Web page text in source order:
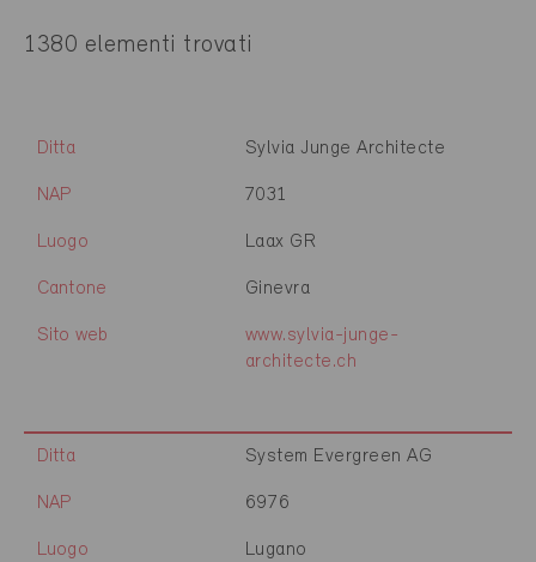
1380 elementi trovati
Ditta Sylvia Junge Architecte
NAP 7031
Luogo Laax GR
Cantone Ginevra
Sito web
www.sylvia-junge-
architecte.ch
Ditta System Evergreen AG
NAP 6976
Luogo Lugano